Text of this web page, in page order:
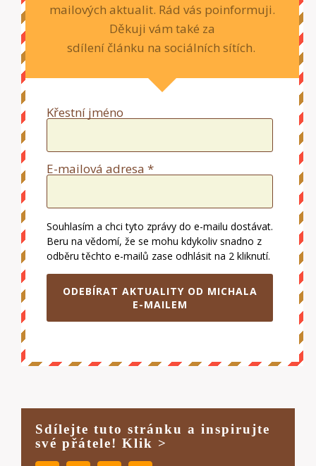
mailových aktualit. Rád vás poinformuji.
Děkuji vám také za
sdílení článku na sociálních sítích.
Křestní jméno
E-mailová adresa *
Souhlasím a chci tyto zprávy do e-mailu dostávat.
Beru na vědomí, že se mohu kdykoliv snadno z
odběru těchto e-mailů zase odhlásit na 2 kliknutí.
ODEBÍRAT AKTUALITY OD MICHALA
E-MAILEM
Sdílejte tuto stránku a inspirujte
své přátele! Klik >